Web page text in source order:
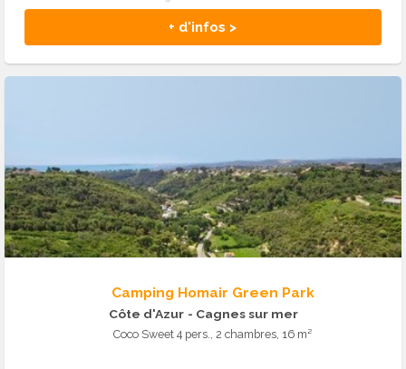
+ d'infos >
Camping Homair Green Park
Côte d'Azur - Cagnes sur mer
Coco Sweet 4 pers., 2 chambres, 16 m²